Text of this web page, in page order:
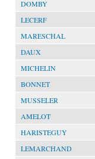
DOMBY
LECERF
MARESCHAL
DAUX
MICHELIN
BONNET
MUSSELER
AMELOT
HARISTEGUY
LEMARCHAND